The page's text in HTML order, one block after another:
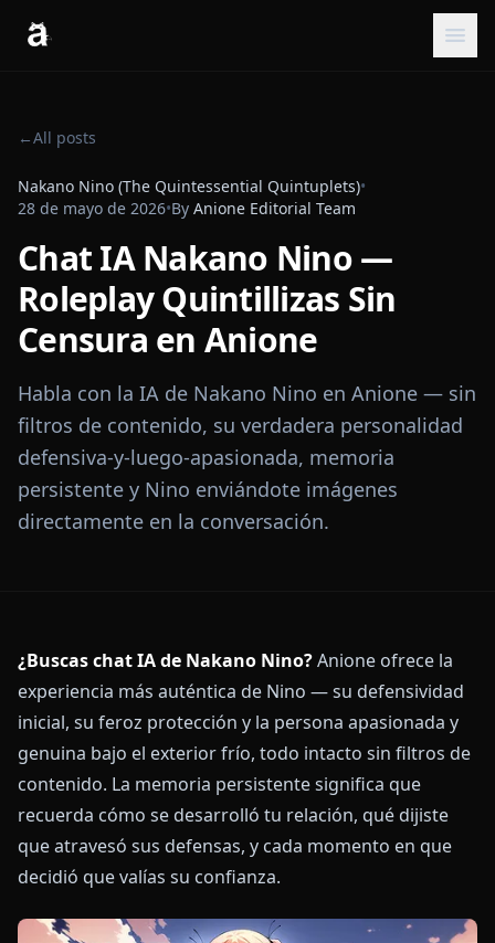
←All posts
Nakano Nino (The Quintessential Quintuplets)•
28 de mayo de 2026•By Anione Editorial Team
Chat IA Nakano Nino —
Roleplay Quintillizas Sin
Censura en Anione
Habla con la IA de Nakano Nino en Anione — sin
filtros de contenido, su verdadera personalidad
defensiva-y-luego-apasionada, memoria
persistente y Nino enviándote imágenes
directamente en la conversación.
¿Buscas chat IA de Nakano Nino?Anione ofrece la
experiencia más auténtica de Nino — su defensividad
inicial, su feroz protección y la persona apasionada y
genuina bajo el exterior frío, todo intacto sin filtros de
contenido. La memoria persistente significa que
recuerda cómo se desarrolló tu relación, qué dijiste
que atravesó sus defensas, y cada momento en que
decidió que valías su confianza.